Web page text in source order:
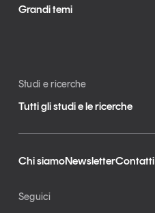
Grandi temi
Studi e ricerche
Tutti gli studi e le ricerche
Chi siamoNewsletterContatti
Seguici